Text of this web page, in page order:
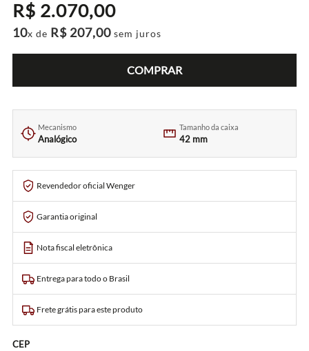
R$ 2.070,00
10x de R$ 207,00 sem juros
COMPRAR
Mecanismo
Analógico
Tamanho da caixa
42 mm
Revendedor oficial Wenger
Garantia original
Nota fiscal eletrônica
Entrega para todo o Brasil
Frete grátis para este produto
CEP